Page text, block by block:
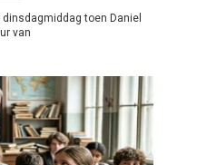
toen Daniel
van